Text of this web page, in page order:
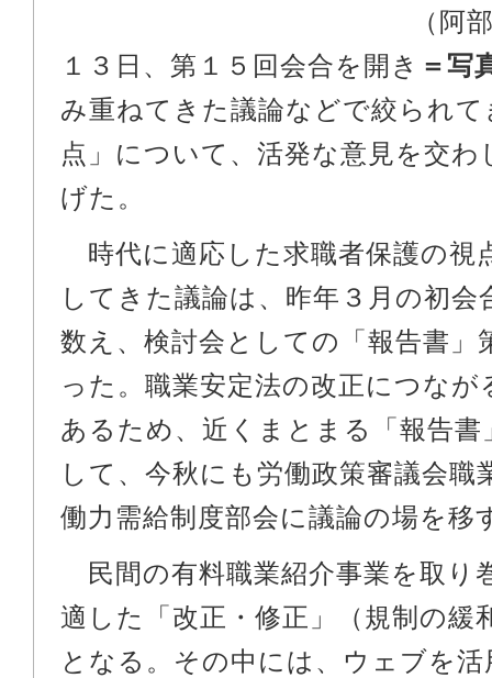
（阿
１３日、第１５回会合を開き ＝写
み重ねてきた議論などで絞られ
点」について、活発な意見を交わ
げた。
時代に適応した求職者保護の視
してきた議論は、昨年３月の初会
数え、検討会としての「報告書」
った。職業安定法の改正につなが
あるため、近くまとまる「報告
して、今秋にも労働政策審議会職
働力需給制度部会に議論の場を移
民間の有料職業紹介事業を取り
適した「改正・修正」（規制の緩
となる。その中には、ウェブを